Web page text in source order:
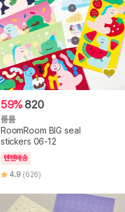
59%820
룸룸
RoomRoom BIG seal
stickers 06-12
텐텐배송
4.9 (626)